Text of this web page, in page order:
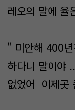
레오의 말에 율
" 미안해 400
하다니 말이야
없었어 이제곳